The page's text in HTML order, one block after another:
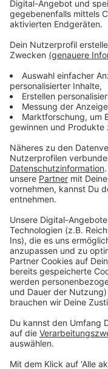
Verpass' nichts
ANTENNE
Lifestyle oder
Zum
Du